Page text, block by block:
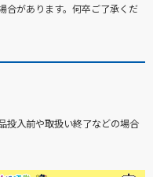
合があります。何卒ご了承くだ
投入前や取扱い終了などの場合